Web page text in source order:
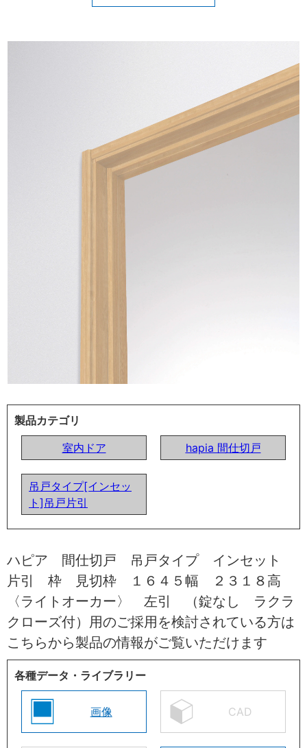
製品カテゴリ
室内ドア
hapia 間仕切戸
吊戸タイプ[インセッ
ト]吊戸片引
ハピア 間仕切戸 吊戸タイプ インセット
片引 枠 見切枠 １６４５幅 ２３１８高
〈ライトオーカー〉 左引 （錠なし ラクラ
クローズ付）用のご採用を検討されている方は
こちらから製品の情報がご覧いただけます
各種データ・ライブラリー
画像 CAD